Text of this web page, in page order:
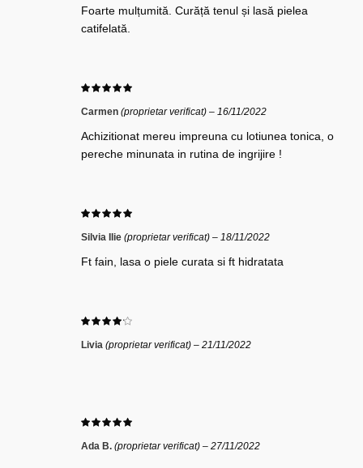
Foarte mulțumită. Curăță tenul și lasă pielea
catifelată.
Carmen (proprietar verificat) – 16/11/2022
Achizitionat mereu impreuna cu lotiunea tonica, o
pereche minunata in rutina de ingrijire !
Silvia Ilie (proprietar verificat) – 18/11/2022
Ft fain, lasa o piele curata si ft hidratata
Livia (proprietar verificat) – 21/11/2022
Ada B. (proprietar verificat) – 27/11/2022